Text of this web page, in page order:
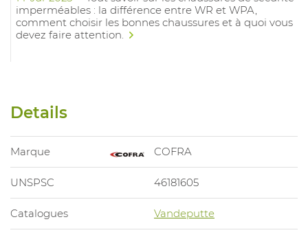
imperméables : la différence entre WR et WPA,
comment choisir les bonnes chaussures et à quoi vous
devez faire attention.
Details
Marque COFRA
UNSPSC 46181605
Catalogues Vandeputte